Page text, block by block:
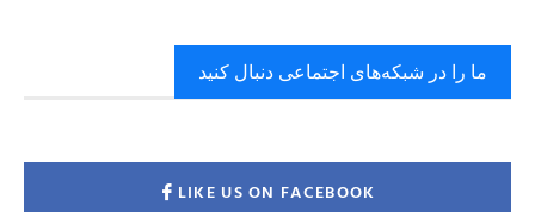
ما را در شبکه‌های اجتماعی دنبال کنید
LIKE US ON FACEBOOK